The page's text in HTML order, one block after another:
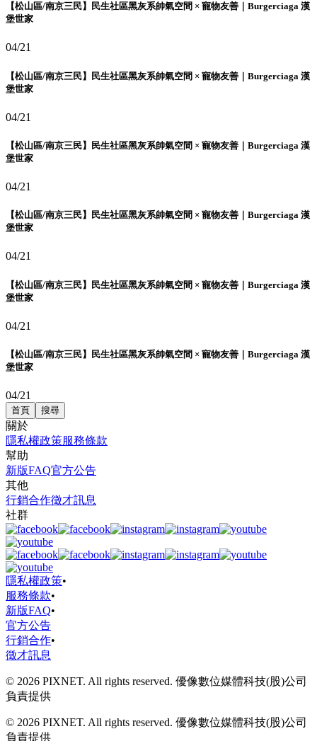
【松山區/南京三民】民生社區黑灰系帥氣空間 × 寵物友善｜Burgerciaga 漢
堡世家
04/21
【松山區/南京三民】民生社區黑灰系帥氣空間 × 寵物友善｜Burgerciaga 漢
堡世家
04/21
【松山區/南京三民】民生社區黑灰系帥氣空間 × 寵物友善｜Burgerciaga 漢
堡世家
04/21
【松山區/南京三民】民生社區黑灰系帥氣空間 × 寵物友善｜Burgerciaga 漢
堡世家
04/21
【松山區/南京三民】民生社區黑灰系帥氣空間 × 寵物友善｜Burgerciaga 漢
堡世家
04/21
【松山區/南京三民】民生社區黑灰系帥氣空間 × 寵物友善｜Burgerciaga 漢
堡世家
04/21
首頁 搜尋
關於
隱私權政策服務條款
幫助
新版FAQ官方公告
其他
行銷合作徵才訊息
社群
隱私權政策•
服務條款•
新版FAQ•
官方公告
行銷合作•
徵才訊息
© 2026 PIXNET. All rights reserved. 優像數位媒體科技(股)公司
負責提供
© 2026 PIXNET. All rights reserved. 優像數位媒體科技(股)公司
負責提供